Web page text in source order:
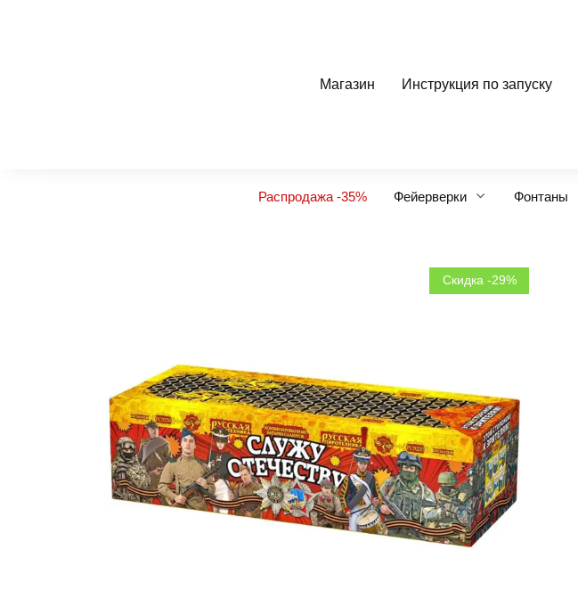
Магазин Инструкция по запуску
Распродажа -35% Фейерверки Фонтаны
Скидка -29%